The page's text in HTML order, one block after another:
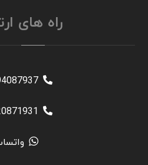
راه های